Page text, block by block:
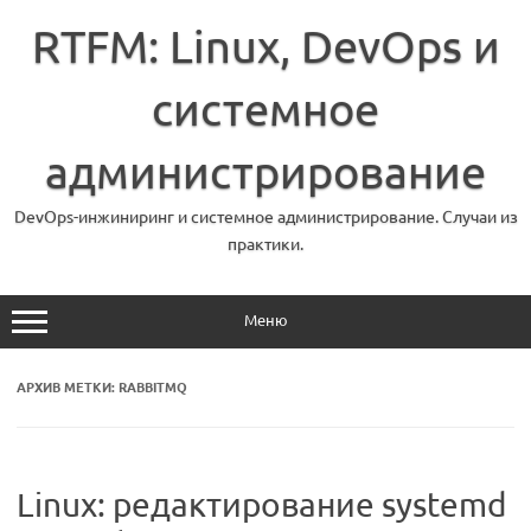
содержимому
RTFM: Linux, DevOps и
системное
администрирование
DevOps-инжиниринг и системное администрирование. Случаи из
практики.
Меню
АРХИВ МЕТКИ: RABBITMQ
Linux: редактирование systemd